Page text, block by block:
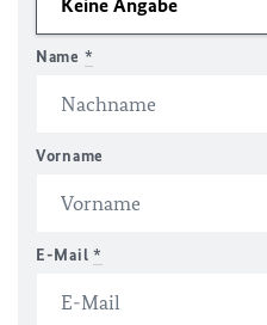
Name *
Vorname
E-Mail *